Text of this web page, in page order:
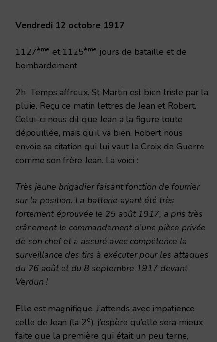
Vendredi 12 octobre 1917
1127ème et 1125ème jours de bataille et de
bombardement
2h Temps affreux. St Martin est bien triste par la
pluie. Reçu ce matin lettres de Jean et Robert.
Celui-ci nous dit que Jean a la figure toute
dépouillée, mais qu’il va bien. Robert nous
envoie sa citation qui lui vaut la Croix de Guerre
comme son frère Jean. La voici :
Très jeune brigadier faisant fonction de fourrier
sur la position. La batterie ayant été très
fortement éprouvée le 25 août 1917, a pris très
crânement le commandement d’une pièce privée
de son chef et a assuré avec compétence la
surveillance des tirs à exécuter pour les attaques
du 26 août et du 8 septembre 1917 devant
Verdun !
Elle est magnifique. J’attends avec impatience
celle de Jean (la 2e), j’espère qu’elle sera mieux
faite que la première qui était un peu terne,